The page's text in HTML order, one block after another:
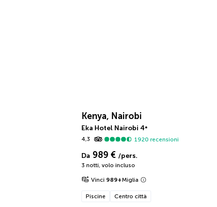
Kenya, Nairobi
Eka Hotel Nairobi 4*
4,3
1920 recensioni
Da 989 € /pers.
3 notti, volo incluso
Vinci 989+Miglia
Piscine Centro città